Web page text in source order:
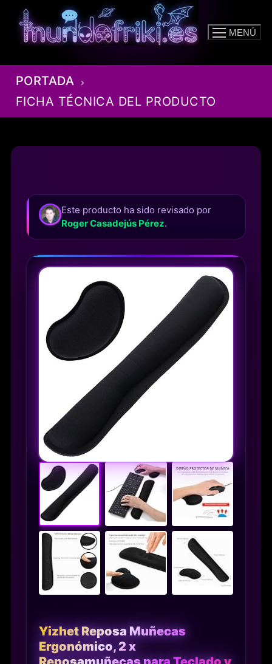
contenido
MENÚ
PORTADA
FICHA TÉCNICA DEL PRODUCTO
Este producto ha sido revisado por
Roger Casadejús Pérez.
Yizhet Reposa Muñecas
Ergonómico, 2 x